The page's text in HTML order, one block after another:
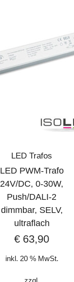
LED Trafos
LED PWM-Trafo
24V/DC, 0-30W,
Push/DALI-2
dimmbar, SELV,
ultraflach
€ 63,90
inkl. 20 % MwSt.
zzgl.